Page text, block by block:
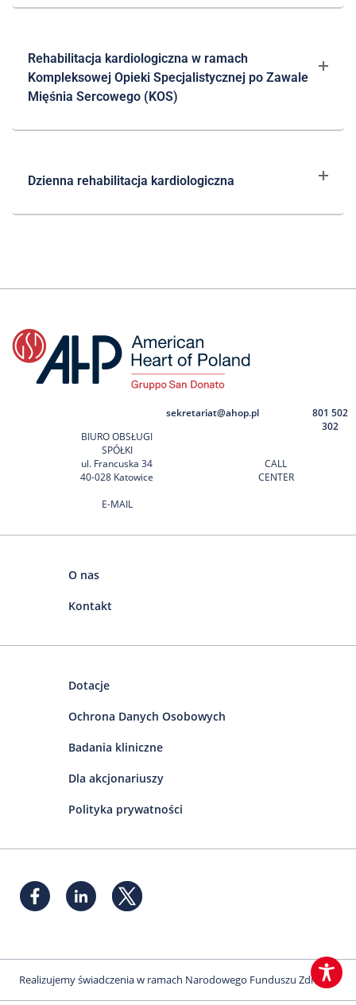
Rehabilitacja kardiologiczna w ramach
Kompleksowej Opieki Specjalistycznej po Zawale
Mięśnia Sercowego (KOS)
Dzienna rehabilitacja kardiologiczna
BIURO OBSŁUGI
SPÓŁKI
ul. Francuska 34
40-028 Katowice
E-MAIL
sekretariat@ahop.pl
CALL
CENTER
801 502
302
O nas
Kontakt
Dotacje
Ochrona Danych Osobowych
Badania kliniczne
Dla akcjonariuszy
Polityka prywatności
Realizujemy świadczenia w ramach Narodowego Funduszu Zdrowia